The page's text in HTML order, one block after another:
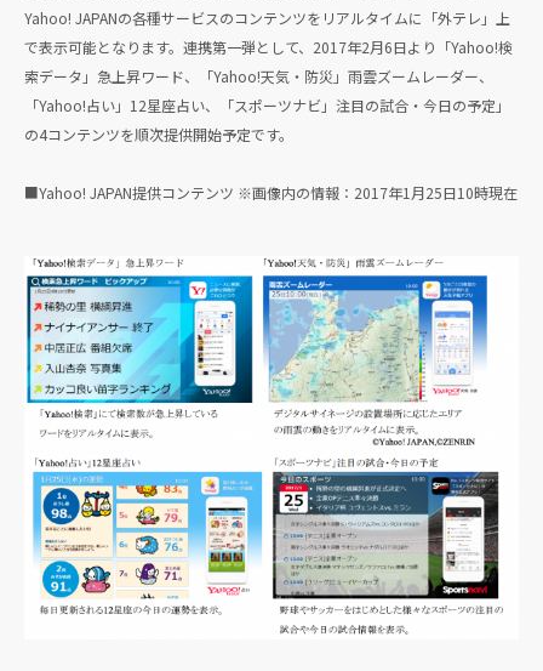
Yahoo! JAPANの各種サービスのコンテンツをリアルタイムに「外テレ」上
で表示可能となります。連携第一弾として、2017年2月6日より「Yahoo!検
索データ」急上昇ワード、「Yahoo!天気・防災」雨雲ズームレーダー、
「Yahoo!占い」12星座占い、「スポーツナビ」注目の試合・今日の予定」
の4コンテンツを順次提供開始予定です。
■Yahoo! JAPAN提供コンテンツ ※画像内の情報：2017年1月25日10時現在